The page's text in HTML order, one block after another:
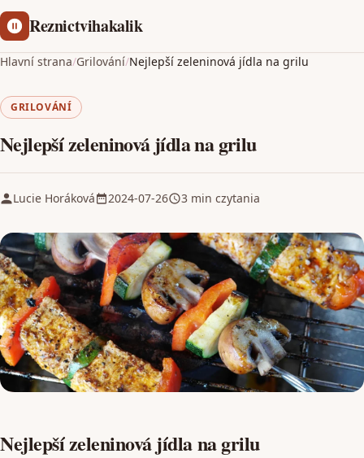
Reznictvihakalik
Hlavní strana/Grilování/Nejlepší zeleninová jídla na grilu
GRILOVÁNÍ
Nejlepší zeleninová jídla na grilu
Lucie Horáková 2024-07-26 3 min czytania
Nejlepší zeleninová jídla na grilu